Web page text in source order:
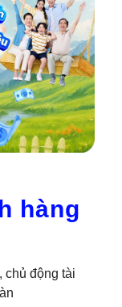
hàng
chủ động tài